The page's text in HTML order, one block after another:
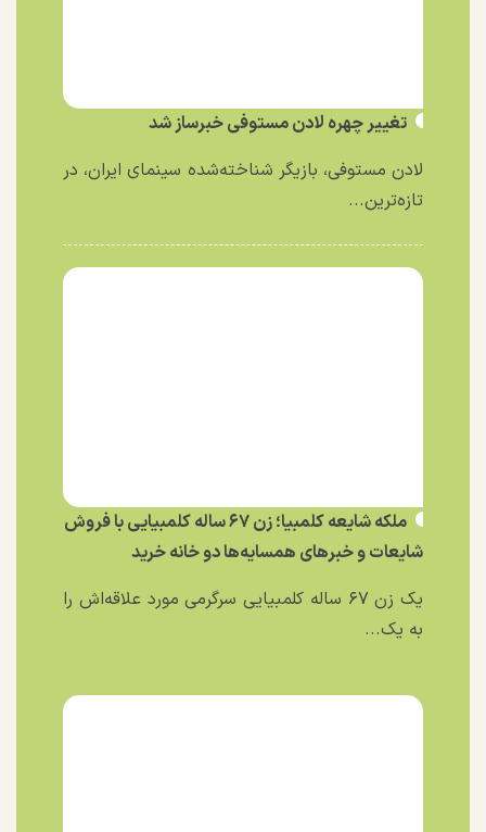
تغییر چهره لادن مستوفی خبرساز شد
لادن مستوفی، بازیگر شناخته‌شده سینمای ایران، در
تازه‌ترین...
ملکه شایعه کلمبیا؛ زن ۶۷ ساله کلمبیایی با فروش
شایعات و خبر‌های همسایه‌ها دو خانه خرید
یک زن ۶۷ ساله کلمبیایی سرگرمی مورد علاقه‌اش را
به یک...